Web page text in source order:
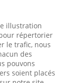
illustration
répertorier
le trafic, nous
des
pouvons
soient placés